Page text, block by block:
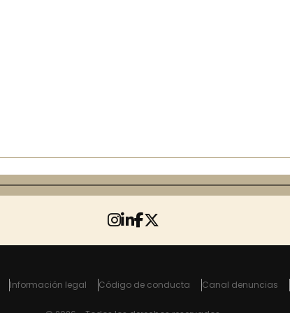
Información legal Código de conducta Canal denuncias